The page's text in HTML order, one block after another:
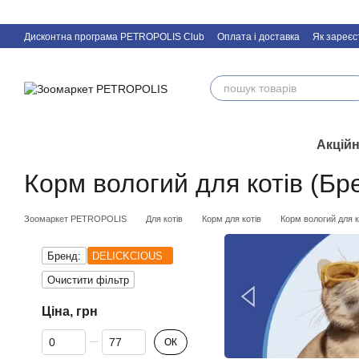
Дисконтна програма PETROPOLIS Club Оплата і доставка Як
Корм вологий для котів
Зоомаркет PETROPOLIS Для котів Корм для котів Корм вологий для
Бренд:
DELICKCIOUS
Очистити фільтр
Ціна, грн
Від Ціна, грн
До Ціна, грн
ОК